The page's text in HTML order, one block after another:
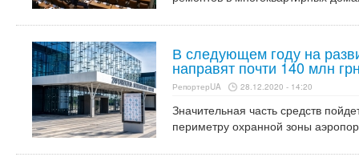
В следующем году на
направят почти 140 млн
РепортерUA 28.12.2020 - 14:20
Значительная часть средств
периметру охранной зоны